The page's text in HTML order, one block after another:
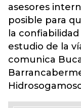
asesores
posible para
la
estudio de la
comunica